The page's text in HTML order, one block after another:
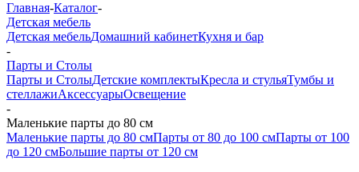
Главная-Каталог-
Детская мебель
Детская мебельДомашний кабинетКухня и бар
-
Парты и Столы
Парты и СтолыДетские комплектыКресла и стульяТумбы и
стеллажиАксессуарыОсвещение
-
Маленькие парты до 80 см
Маленькие парты до 80 смПарты от 80 до 100 смПарты от 100
до 120 смБольшие парты от 120 см